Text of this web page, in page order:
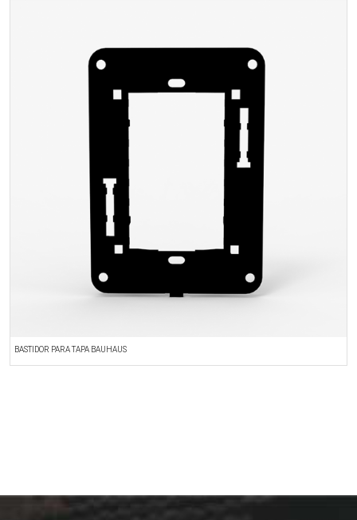
BASTIDOR PARA TAPA BAUHAUS